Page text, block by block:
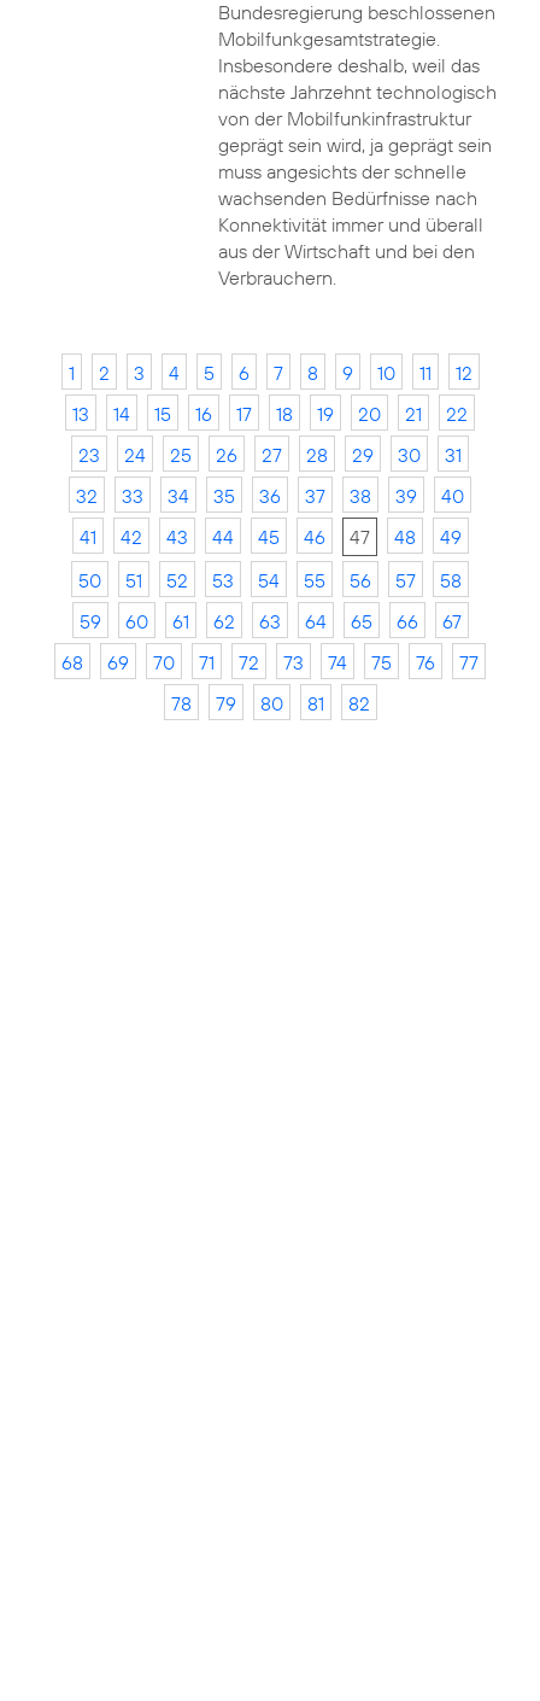
Bundesregierung beschlossenen
Mobilfunkgesamtstrategie.
Insbesondere deshalb, weil das
nächste Jahrzehnt technologisch
von der Mobilfunkinfrastruktur
geprägt sein wird, ja geprägt sein
muss angesichts der schnelle
wachsenden Bedürfnisse nach
Konnektivität immer und überall
aus der Wirtschaft und bei den
Verbrauchern.
1 2 3 4 5 6 7 8 9 10 11
12
13
14 15 16 17 18 19 20 21
22
23
24 25 26 27 28 29 30
31
32
33 34 35 36 37 38 39
40
41
42 43 44 45 46 47 48
49
50
51 52 53 54 55 56 57
58
59
60 61 62 63 64 65 66
67
68
69 70 71 72 73 74 75 76
77
78
79 80 81 82